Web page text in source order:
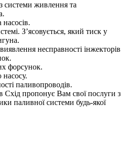
системи живлення та
насосів.
З’ясовується, який тиск у
несправності інжекторів
форсунок.
насосу.
паливопроводів.
Схід пропонує Вам свої послуги з
паливної системи будь-якої